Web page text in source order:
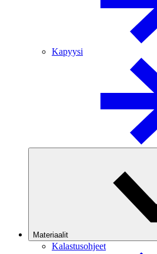
Kapyysi
Materiaalit
Kalastusohjeet